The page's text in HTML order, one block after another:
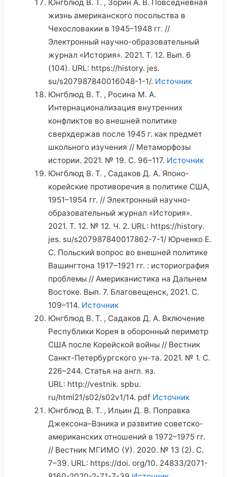
Юнгблюд В. Т. , Зорин А. В. Повседневная
жизнь американского посольства в
Чехословакии в 1945–1948 гг. //
Электронный научно-образовательный
журнал «История». 2021. Т. 12. Вып. 6
(104). URL: https://history. jes.
su/s207987840016048-1-1/. Источник
Юнгблюд В. Т. , Росина М. А.
Интернационализация внутренних
конфликтов во внешней политике
сверхдержав после 1945 г. как предмет
школьного изучения // Метаморфозы
истории. 2021. № 19. С. 96–117. Источник
Юнгблюд В. Т. , Садаков Д. А. Японо-
корейские противоречия в политике США,
1951–1954 гг. // Электронный научно-
образовательный журнал «История».
2021. Т. 12. № 12. Ч. 2. URL: https://history.
jes. su/s207987840017862-7-1/ Юрченко Е.
С. Польский вопрос во внешней политике
Вашингтона 1917–1921 гг. : историография
проблемы // Американистика на Дальнем
Востоке. Вып. 7. Благовещенск, 2021. С.
109–114. Источник
Юнгблюд В. Т. , Садаков Д. А. Включение
Республики Корея в оборонный периметр
США после Корейской войны // Вестник
Санкт-Петербургского ун-та. 2021. № 1. С.
226–244. Статья на англ. яз.
URL: http://vestnik. spbu.
ru/html21/s02/s02v1/14. pdf Источник
Юнгблюд В. Т. , Ильин Д. В. Поправка
Джексона–Вэника и развитие советско-
американских отношений в 1972–1975 гг.
// Вестник МГИМО (У). 2020. № 13 (2). С.
7–39. URL: https://doi. org/10. 24833/2071-